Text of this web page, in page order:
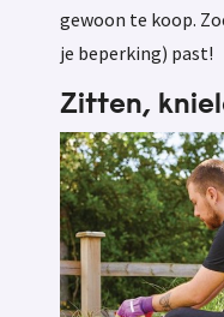
gewoon te koop.
je beperking) past!
Zitten,